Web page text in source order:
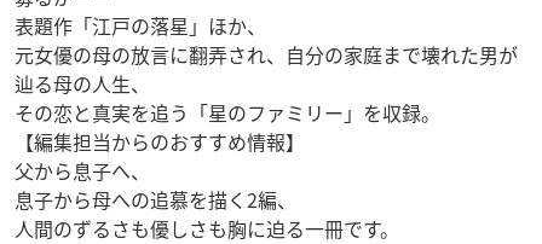
表題作「江戸の落星」ほか、
元女優の母の放言に翻弄され、自分の家庭まで壊れた男が
辿る母の人生、
その恋と真実を追う「星のファミリー」を収録。
【編集担当からのおすすめ情報】
父から息子へ、
息子から母への追慕を描く2編、
人間のずるさも優しさも胸に迫る一冊です。